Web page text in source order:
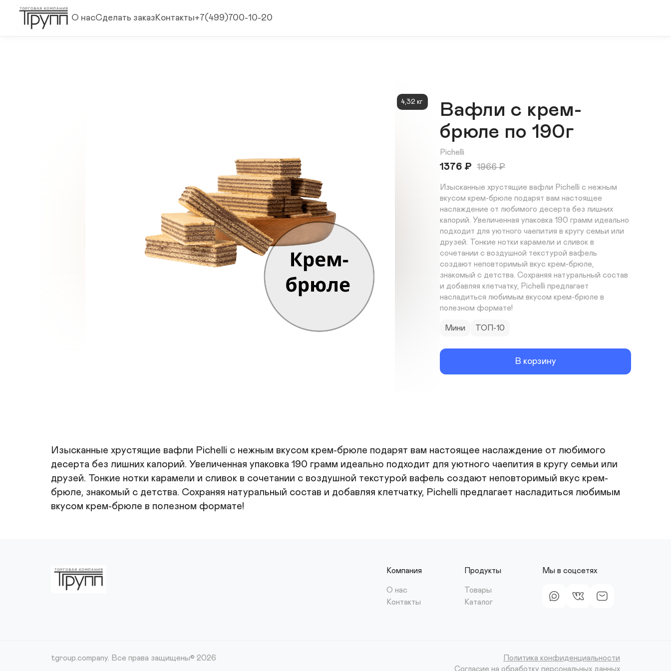
О насСделать заказКонтакты+7(499)700-10-20
4,32 кг
Вафли с крем-
брюле по 190г
Pichelli
1376 ₽ 1966₽
Изысканные хрустящие вафли Pichelli с нежным
вкусом крем-брюле подарят вам настоящее
наслаждение от любимого десерта без лишних
калорий. Увеличенная упаковка 190 грамм идеально
подходит для уютного чаепития в кругу семьи или
друзей. Тонкие нотки карамели и сливок в
сочетании с воздушной текстурой вафель
создают неповторимый вкус крем-брюле,
знакомый с детства. Сохраняя натуральный состав
и добавляя клетчатку, Pichelli предлагает
насладиться любимым вкусом крем-брюле в
полезном формате!
Мини ТОП-10
В корзину
Изысканные хрустящие вафли Pichelli с нежным вкусом крем-брюле подарят вам настоящее наслаждение от любимого
десерта без лишних калорий. Увеличенная упаковка 190 грамм идеально подходит для уютного чаепития в кругу семьи или
друзей. Тонкие нотки карамели и сливок в сочетании с воздушной текстурой вафель создают неповторимый вкус крем-
брюле, знакомый с детства. Сохраняя натуральный состав и добавляя клетчатку, Pichelli предлагает насладиться любимым
вкусом крем-брюле в полезном формате!
Компания
О нас
Контакты
Продукты
Товары
Каталог
Мы в соцсетях
tgroup.company. Все права защищены© 2026
Политика конфиденциальности
Согласие на обработку персональных данных